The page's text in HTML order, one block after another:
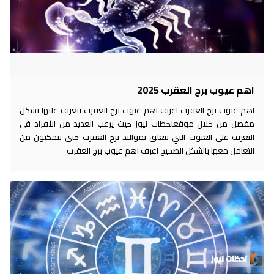
اهم عيوب برج العقرب 2025
اهم عيوب برج العقرب اعرف اهم عيوب برج العقرب نتعرف عليها بشكل
مفصل من خلال موقعلحظات نيوز حيث يرغب العديد من الأفراد في
التعرف على العيوب التي تتعلق بمواليد برج العقرب حتى يتمكنون من
التعامل معها بالشكل الصحيح اعرف اهم عيوب برج العقرب